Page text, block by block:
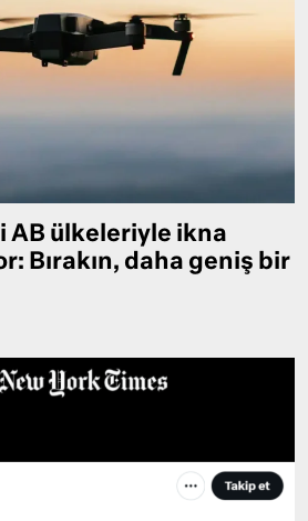
AB ülkeleriyle ikna
Bırakın, daha geniş bir